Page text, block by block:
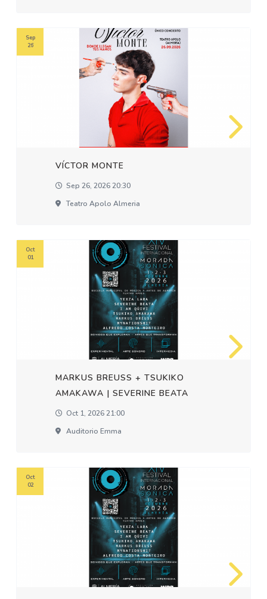
VÍCTOR MONTE
Sep 26, 2026 20:30
Teatro Apolo Almeria
Sep
26
MARKUS BREUSS + TSUKIKO
AMAKAWA | SEVERINE BEATA
Oct 1, 2026 21:00
Auditorio Emma
Oct
01
Oct
02